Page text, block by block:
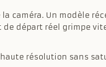
caméra. Un modèle
de départ réel grimpe
résolution sans